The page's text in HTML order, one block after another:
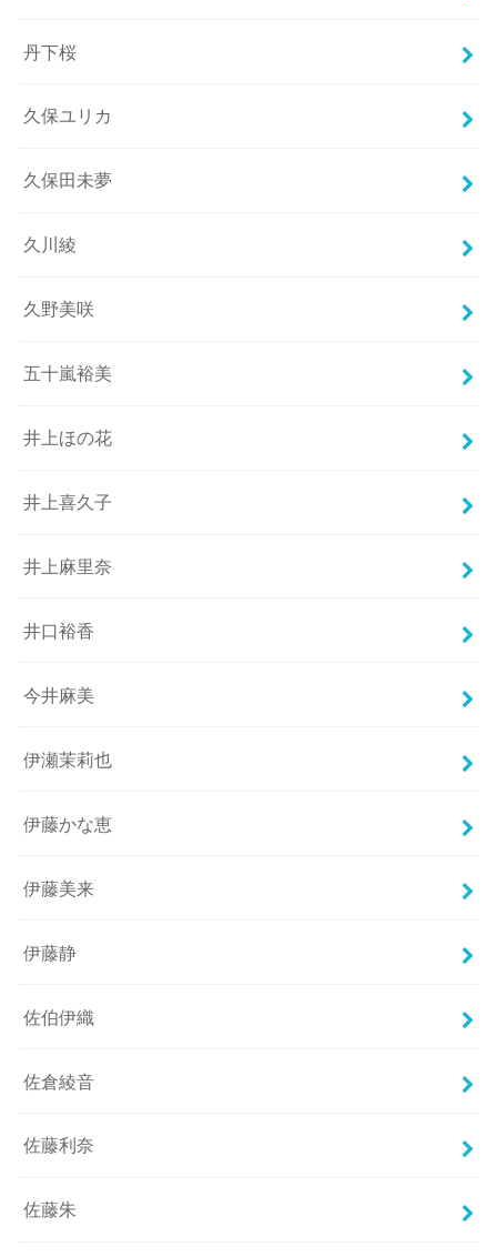
丹下桜
久保ユリカ
久保田未夢
久川綾
久野美咲
五十嵐裕美
井上ほの花
井上喜久子
井上麻里奈
井口裕香
今井麻美
伊瀬茉莉也
伊藤かな恵
伊藤美来
伊藤静
佐伯伊織
佐倉綾音
佐藤利奈
佐藤朱